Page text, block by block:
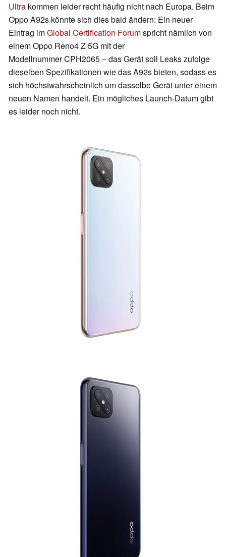
Ultra kommen leider recht häufig nicht nach Europa. Beim
Oppo A92s könnte sich dies bald ändern: Ein neuer
Eintrag imGlobal Certification Forumspricht nämlich von
einem Oppo Reno4 Z 5G mit der
Modellnummer CPH2065 – das Gerät soll Leaks zufolge
dieselben Spezifikationen wie das A92s bieten, sodass es
sich höchstwahrscheinlich um dasselbe Gerät unter einem
neuen Namen handelt. Ein mögliches Launch-Datum gibt
es leider noch nicht.